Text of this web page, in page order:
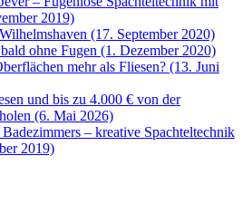
2019)
(17. September 2020)
ohne Fugen (1. Dezember 2020)
mehr als Fliesen? (13. Juni
und bis zu 4.000 € von der
(6. Mai 2026)
– kreative Spachteltechnik
2019)